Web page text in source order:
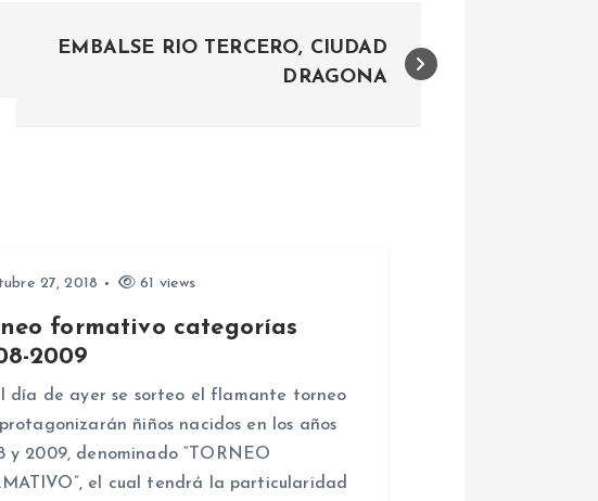
EMBALSE RIO TERCERO, CIUDAD
DRAGONA
27, 2018 61 views
formativo categorías
2009
día de ayer se sorteo el flamante torneo
ñiños nacidos en los años
y 2009, denominado “TORNEO
el cual tendrá la particularidad